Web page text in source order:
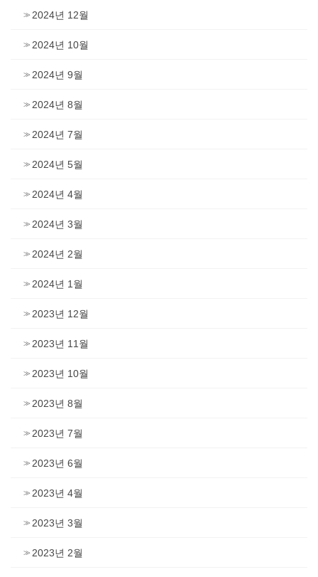
2024년 12월
2024년 10월
2024년 9월
2024년 8월
2024년 7월
2024년 5월
2024년 4월
2024년 3월
2024년 2월
2024년 1월
2023년 12월
2023년 11월
2023년 10월
2023년 8월
2023년 7월
2023년 6월
2023년 4월
2023년 3월
2023년 2월